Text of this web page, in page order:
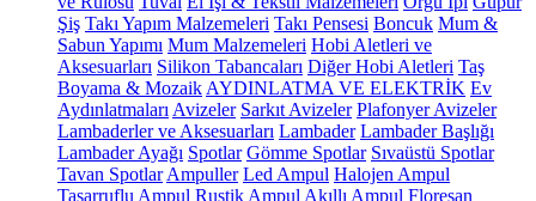
Şiş Takı Yapım Malzemeleri Takı Pensesi Boncuk Mum &
Sabun Yapımı Mum Malzemeleri Hobi Aletleri ve
Aksesuarları Silikon Tabancaları Diğer Hobi Aletleri Taş
Boyama & Mozaik AYDINLATMA VE ELEKTRİK Ev
Aydınlatmaları Avizeler Sarkıt Avizeler Plafonyer Avizeler
Lambaderler ve Aksesuarları Lambader Lambader Başlığı
Lambader Ayağı Spotlar Gömme Spotlar Sıvaüstü Spotlar
Tavan Spotlar Ampuller Led Ampul Halojen Ampul
Tasarruflu Ampul Rustik Ampul Akıllı Ampul Floresan